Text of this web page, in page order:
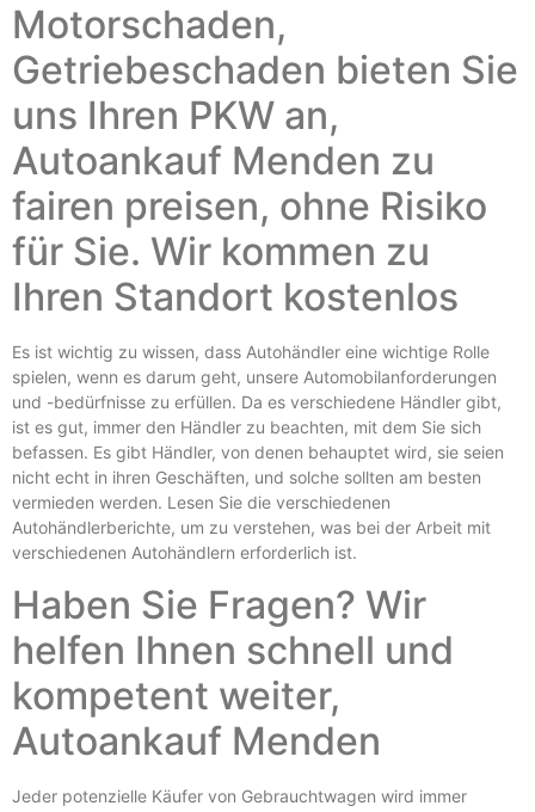
Motorschaden,
Getriebeschaden bieten Sie
uns Ihren PKW an,
Autoankauf Menden zu
fairen preisen, ohne Risiko
für Sie. Wir kommen zu
Ihren Standort kostenlos
Es ist wichtig zu wissen, dass Autohändler eine wichtige Rolle
spielen, wenn es darum geht, unsere Automobilanforderungen
und -bedürfnisse zu erfüllen. Da es verschiedene Händler gibt,
ist es gut, immer den Händler zu beachten, mit dem Sie sich
befassen. Es gibt Händler, von denen behauptet wird, sie seien
nicht echt in ihren Geschäften, und solche sollten am besten
vermieden werden. Lesen Sie die verschiedenen
Autohändlerberichte, um zu verstehen, was bei der Arbeit mit
verschiedenen Autohändlern erforderlich ist.
Haben Sie Fragen? Wir
helfen Ihnen schnell und
kompetent weiter,
Autoankauf Menden
Jeder potenzielle Käufer von Gebrauchtwagen wird immer